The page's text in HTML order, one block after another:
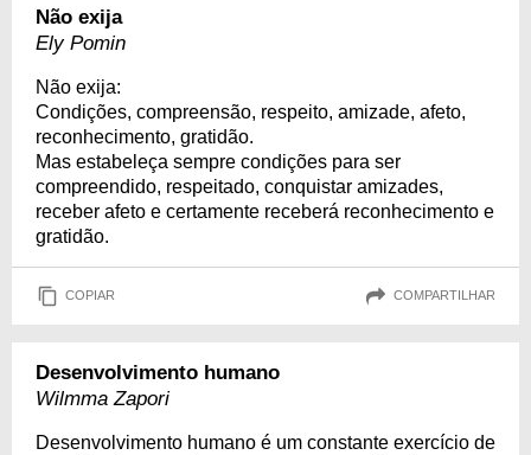
Não exija
Ely Pomin
Não exija:
Condições, compreensão, respeito, amizade, afeto,
reconhecimento, gratidão.
Mas estabeleça sempre condições para ser
compreendido, respeitado, conquistar amizades,
receber afeto e certamente receberá reconhecimento e
gratidão.
COPIAR COMPARTILHAR
Desenvolvimento humano
Wilmma Zapori
Desenvolvimento humano é um constante exercício de